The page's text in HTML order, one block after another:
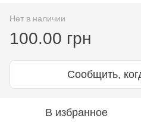
Нет в наличии
100.00 грн
Сообщить,
В избранное